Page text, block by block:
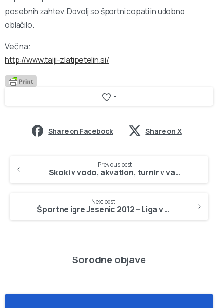
posebnih zahtev. Dovolj so športni copati in udobno
oblačilo.
Več na:
http://www.taiji-zlatipetelin.si/
-
Share on Facebook Share on X
Reading
Previous post
Skoki v vodo, akvatlon, turnir v vaterpolu
Next post
Športne igre Jesenic 2012 – Liga v odbojki
Sorodne objave